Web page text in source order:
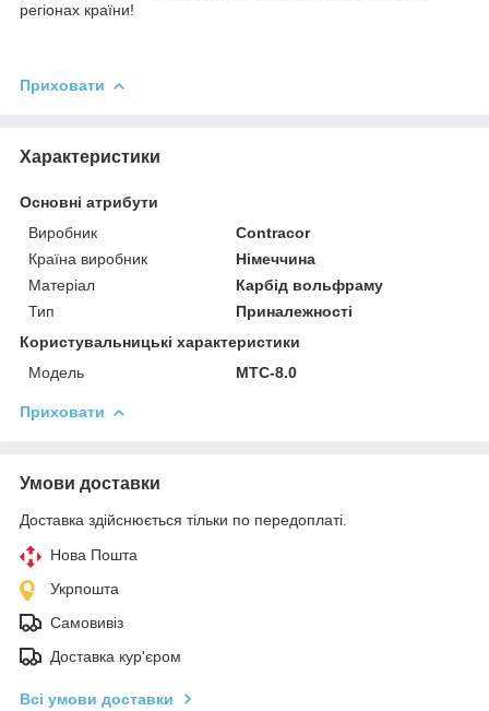
регіонах країни!
Приховати
Характеристики
Основні атрибути
Виробник
Contracor
Країна виробник
Німеччина
Матеріал
Карбід вольфраму
Тип
Приналежності
Користувальницькі характеристики
Мoдель
MTC-8.0
Приховати
Умови доставки
Доставка здійснюється тільки по передоплаті.
Нова Пошта
Укрпошта
Самовивіз
Доставка кур'єром
Всі умови доставки